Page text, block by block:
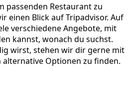
passenden Restaurant zu
einen Blick auf Tripadvisor. Auf
verschiedene Angebote, mit
kannst, wonach du suchst.
wirst, stehen wir dir gerne mit
alternative Optionen zu finden.